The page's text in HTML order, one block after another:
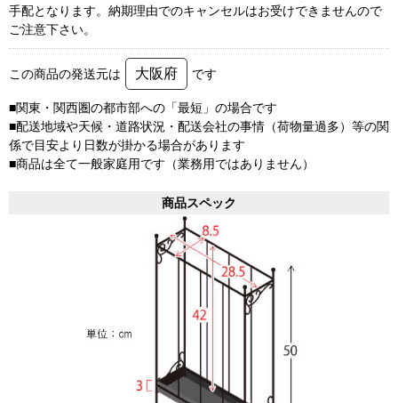
手配となります。納期理由でのキャンセルはお受けできませんので
ご注意下さい。
この商品の発送元は 大阪府 です
■関東・関西圏の都市部への「最短」の場合です
■配送地域や天候・道路状況・配送会社の事情（荷物量過多）等の関
係で目安より日数が掛かる場合があります
■商品は全て一般家庭用です（業務用ではありません）
商品スペック